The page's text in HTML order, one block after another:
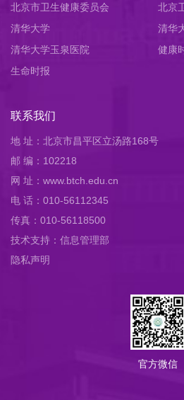
员会
北京市卫生健康委员会
北京
清华大学
清华
清华大学玉泉医院
健康
生命时报
联系我们
地 址：北京市昌平区立汤路168号
邮 编：102218
网 址：www.btch.edu.cn
电 话：010-56112345
传真：010-56118500
技术支持：信息管理部
隐私声明
官方微信